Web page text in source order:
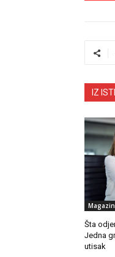
IZ
Magazin
Šta
Jedna
utisak